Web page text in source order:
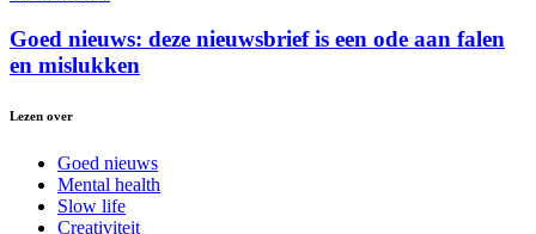
Goed nieuws: deze nieuwsbrief is een ode aan falen
en mislukken
Lezen over
Goed nieuws
Mental health
Slow life
Creativiteit